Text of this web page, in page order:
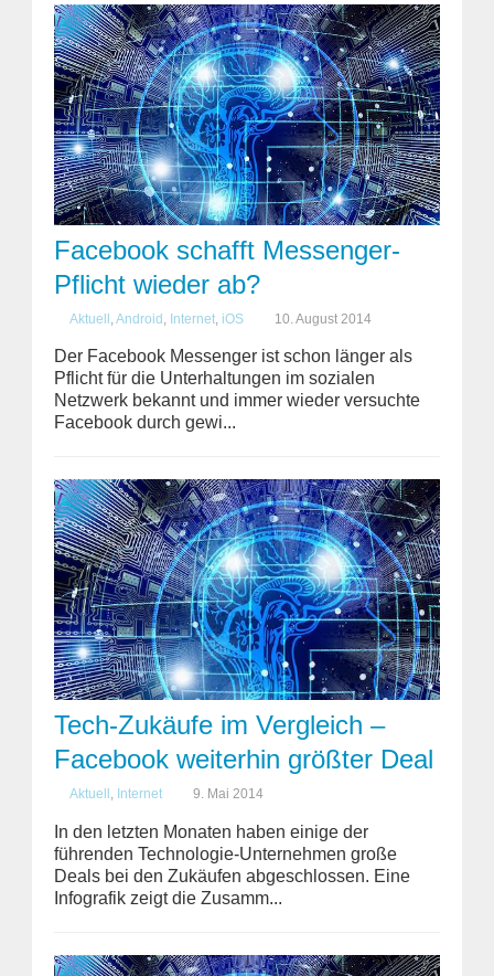
Facebook schafft Messenger-
Pflicht wieder ab?
Aktuell ,Android , Internet, iOS 10. August 2014
Der Facebook Messenger ist schon länger als
Pflicht für die Unterhaltungen im sozialen
Netzwerk bekannt und immer wieder versuchte
Facebook durch gewi...
Tech-Zukäufe im Vergleich –
Facebook weiterhin größter Deal
Aktuell , Internet 9. Mai 2014
In den letzten Monaten haben einige der
führenden Technologie-Unternehmen große
Deals bei den Zukäufen abgeschlossen. Eine
Infografik zeigt die Zusamm...